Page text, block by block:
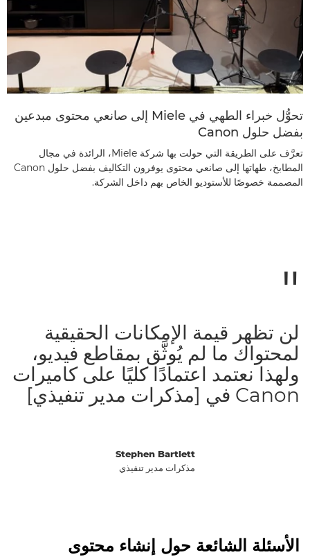
تحوُّل خبراء الطهي في Miele إلى صانعي محتوى مبدعين
بفضل حلول Canon
تعرَّف على الطريقة التي حولت بها شركة Miele، الرائدة في مجال
المطابخ، طهاتها إلى صانعي محتوى يوفرون التكاليف بفضل حلول Canon
المصممة خصوصًا للأستوديو الخاص بهم داخل الشركة.
Stephen Bartlett
مذكرات مدير تنفيذي
لن تظهر قيمة الإمكانات الحقيقية
لمحتواك ما لم يُوثَّق بمقاطع فيديو،
ولهذا نعتمد اعتمادًا كليًا على كاميرات
Canon في [مذكرات مدير تنفيذي]
الأسئلة الشائعة حول إنشاء محتوى